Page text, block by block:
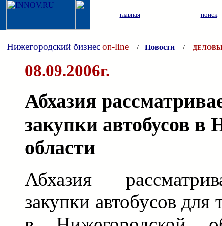
главная поиск
Нижегородский бизнесon-line / Новости /
08.09.2006г.
Абхазия
закупки автобусов в
области
Абхазия
закупки автобусов